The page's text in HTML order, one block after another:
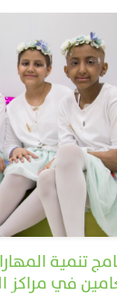
تنمية
في مراكز